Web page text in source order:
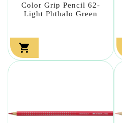
Color Grip Pencil 62-
Light Phthalo Green
